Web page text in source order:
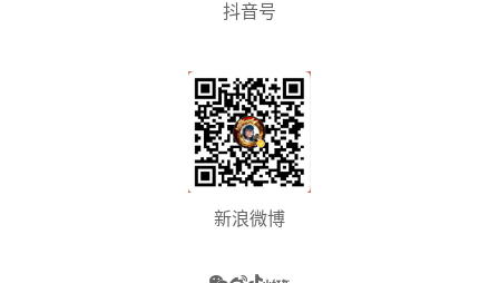
抖音号
新浪微博